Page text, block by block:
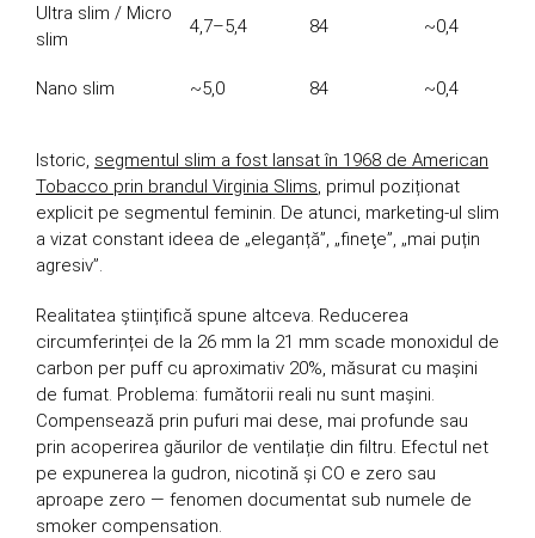
Ultra slim / Micro
slim
4,7–5,4 84 ~0,4
Nano slim ~5,0 84 ~0,4
Istoric, segmentul slim a fost lansat în 1968 de American
Tobacco prin brandul Virginia Slims, primul poziționat
explicit pe segmentul feminin. De atunci, marketing-ul slim
a vizat constant ideea de „eleganță”, „fineţe”, „mai puțin
agresiv”.
Realitatea științifică spune altceva. Reducerea
circumferinței de la 26 mm la 21 mm scade monoxidul de
carbon per puff cu aproximativ 20%, măsurat cu mașini
de fumat. Problema: fumătorii reali nu sunt mașini.
Compensează prin pufuri mai dese, mai profunde sau
prin acoperirea găurilor de ventilație din filtru. Efectul net
pe expunerea la gudron, nicotină și CO e zero sau
aproape zero — fenomen documentat sub numele de
smoker compensation.